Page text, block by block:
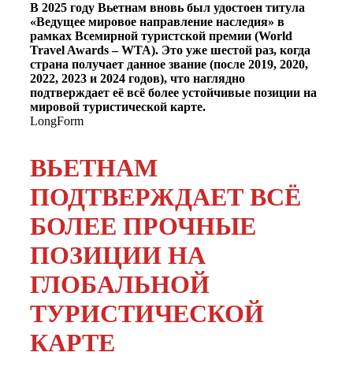
В 2025 году Вьетнам вновь был удостоен титула
«Ведущее мировое направление наследия» в
рамках Всемирной туристской премии (World
Travel Awards – WTA). Это уже шестой раз, когда
страна получает данное звание (после 2019, 2020,
2022, 2023 и 2024 годов), что наглядно
подтверждает её всё более устойчивые позиции на
мировой туристической карте.
LongForm
ВЬЕТНАМ
ПОДТВЕРЖДАЕТ ВСЁ
БОЛЕЕ ПРОЧНЫЕ
ПОЗИЦИИ НА
ГЛОБАЛЬНОЙ
ТУРИСТИЧЕСКОЙ
КАРТЕ